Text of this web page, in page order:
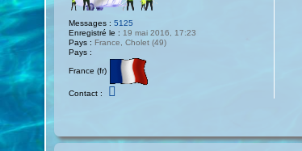
Messages : 5125
Enregistré le : 19 mai 2016, 17:23
Pays : France, Cholet (49)
Pays :
France (fr)
Contact :
c